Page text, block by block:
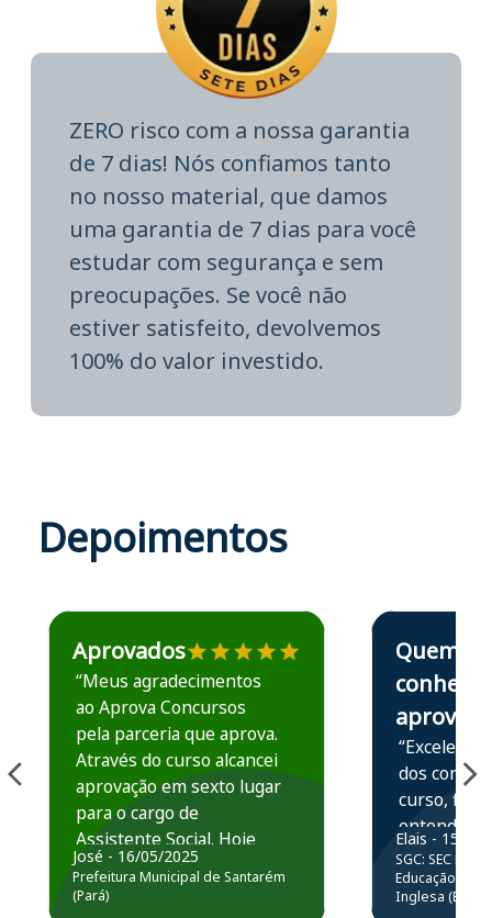
ZERO risco com a nossa garantia
de 7 dias! Nós confiamos tanto
no nosso material, que damos
uma garantia de 7 dias para você
estudar com segurança e sem
preocupações. Se você não
estiver satisfeito, devolvemos
100% do valor investido.
Depoimentos
Estudante José recomenda o Aprova Concursos em
Aprovados
“Meus agradecimentos
ao Aprova Concursos
pela parceria que aprova.
Através do curso alcancei
aprovação em sexto lugar
para o cargo de
Assistente Social. Hoje
estou atuando na
Prefeitura de Santarém.
José - 16/05/2025
Prefeitura Municipal de Santarém
(Pará)
Estudante Elais
Quem
conhece,
aprova
“Excelente
dos
curso,
entender e
prática
resolução
questões.”
Elais - 15/07/
SGC: SEC BA
Educação
Inglesa (Edital